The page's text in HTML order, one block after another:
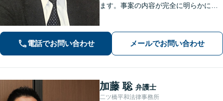
ます。事案の内容が完全に明らかにな
とは一切言いません。安心しておまか
せください。
電話でお問い合わせ メールでお問い合わせ
加藤 聡 弁護士
二ツ橋平和法律事務所